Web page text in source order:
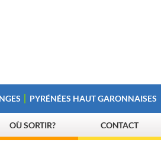
PYRÉNÉES HAUT GARONNAISES
OÙ SORTIR? CONTACT